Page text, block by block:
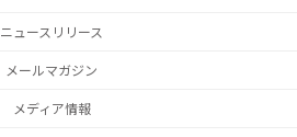
ニュースリリース
メールマガジン
メディア情報